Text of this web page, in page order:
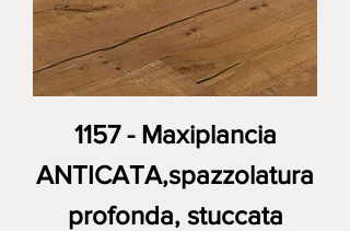
1157 - Maxiplancia
ANTICATA,spazzolatura
profonda, stuccata